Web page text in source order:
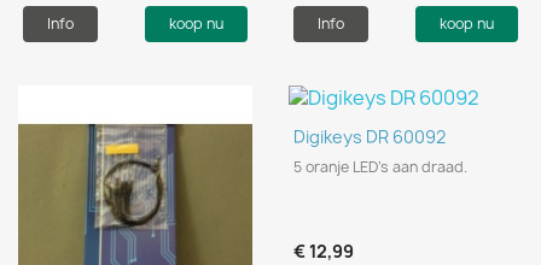
Info koop nu Info koop nu
Digikeys DR 60092
5 oranje LED's aan draad.
€ 12,99